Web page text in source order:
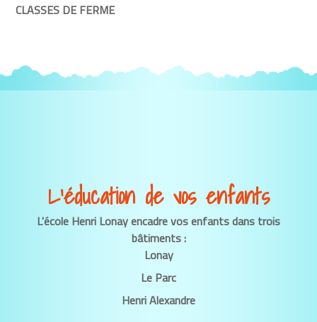
CLASSES DE FERME
L’éducation de vos enfants
L'école Henri Lonay encadre vos enfants dans trois
bâtiments :
Lonay
Le Parc
Henri Alexandre